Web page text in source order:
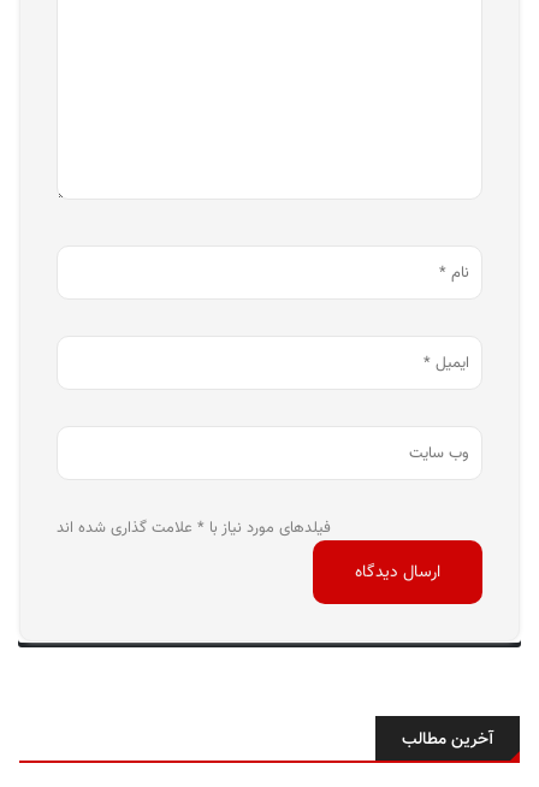
فیلدهای مورد نیاز با * علامت گذاری شده اند
آخرین مطالب